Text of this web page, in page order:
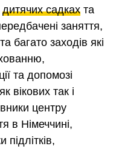
дитячих садках та
заняття,
багато заходів які
та допомозі
вікових так і
центру
в Німеччині,